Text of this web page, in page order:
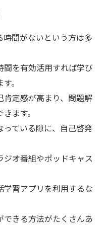
間がないという方は多
間を有効活用すれば学び
。
肯定感が高まり、問題解
ます。
ている隙に、自己啓発
オ番組やポッドキャス
習アプリを利用するな
きる方法がたくさんあ